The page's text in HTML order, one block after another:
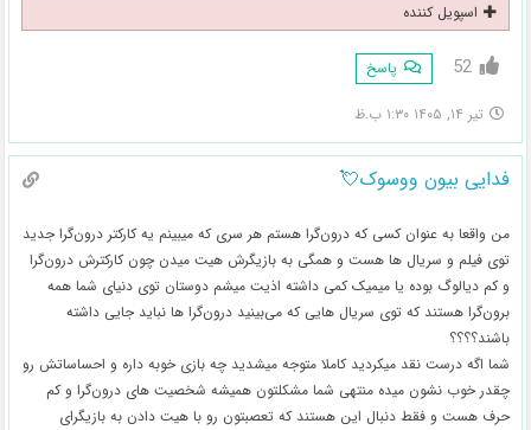
اسپویل کننده
52 پاسخ
تیر ۱۴, ۱۴۰۵ ۱:۳۰ ب.ظ
فدایی بیون ووسوک💘
من واقعا به عنوان کسی که درون‌گرا هستم هر سری که میبینم یه کارکتر درون‌گرا جدید
توی فیلم و سریال ها هست و همگی به بازیگرش هیت میدن چون کارکترش درون‌گرا
و کم دیالوگ بوده یا میمیک کمی داشته اذیت میشم دوستان توی دنیای شما همه
برون‌گرا هستند که توی سریال هایی که می‌بینید درون‌گرا ها نباید جایی داشته
باشند؟؟؟؟
شما اگه درست نقد میکردید کاملا متوجه میشدید چه بازی خوبه داره و احساساتش رو
چقدر خوب نشون میده منتهی شما مشکلتون همیشه شخصیت های درون‌گرا و کم
حرف هست و فقط دنبال این هستند که تعصبتون رو با هیت دادن به بازیگرای